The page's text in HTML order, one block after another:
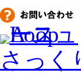
さっ